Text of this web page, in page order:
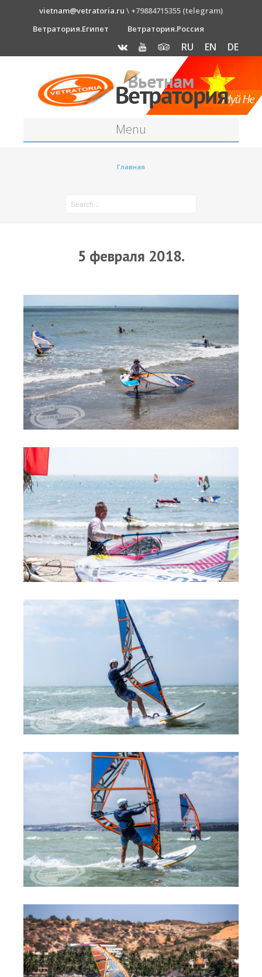
vietnam@vetratoria.ru \ +79884715355 (telegram)
Ветратория.Египет
Ветратория.Россия
RU EN DE
Menu
RRD Russian Cup
Новости
Медиа
Фото
Видео
Места катания
Наши станции
Ветратория.Вьетнам
Цены
Обучение Виндсерфингу
Прокат виндсерфинга и винг фойла
Классический серфинг и SUP
Продажа оборудования
Обучение кайтсерфингу
Система скидок
Обучение Wing Foil
Главная
5 февраля 2018.